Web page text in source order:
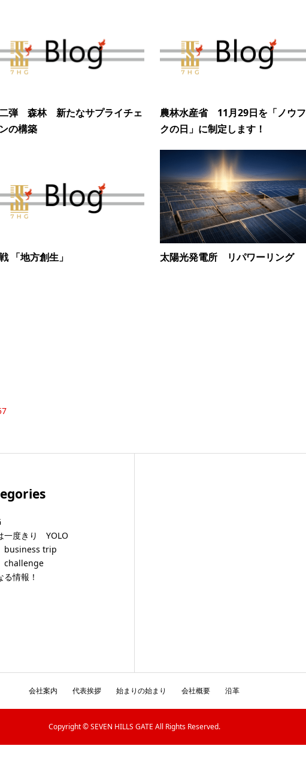
弾 森林 新たなサプライチェ
の構築
農林水産省 11月29日を「ノウフ
クの日」に制定します！
「地方創生」 太陽光発電所 リパワーリング
一度きり YOLO
trip
る情報！
会社案内 代表挨拶 始まりの始まり 会社概要 沿革
Copyright © SEVEN HILLS GATE All Rights Reserved.